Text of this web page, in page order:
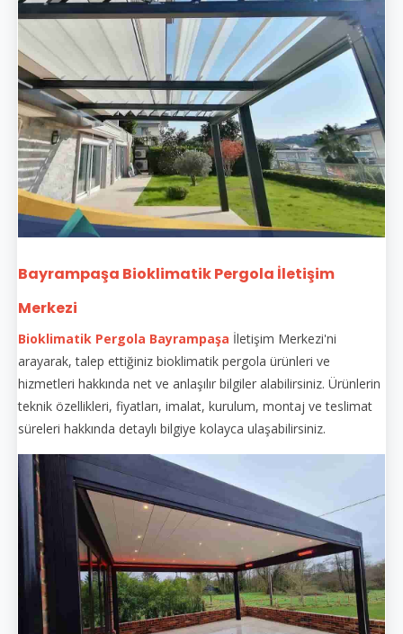
Bayrampaşa Bioklimatik Pergola İletişim
Merkezi
Bioklimatik Pergola Bayrampaşa İletişim Merkezi'ni
arayarak, talep ettiğiniz bioklimatik pergola ürünleri ve
hizmetleri hakkında net ve anlaşılır bilgiler alabilirsiniz. Ürünlerin
teknik özellikleri, fiyatları, imalat, kurulum, montaj ve teslimat
süreleri hakkında detaylı bilgiye kolayca ulaşabilirsiniz.